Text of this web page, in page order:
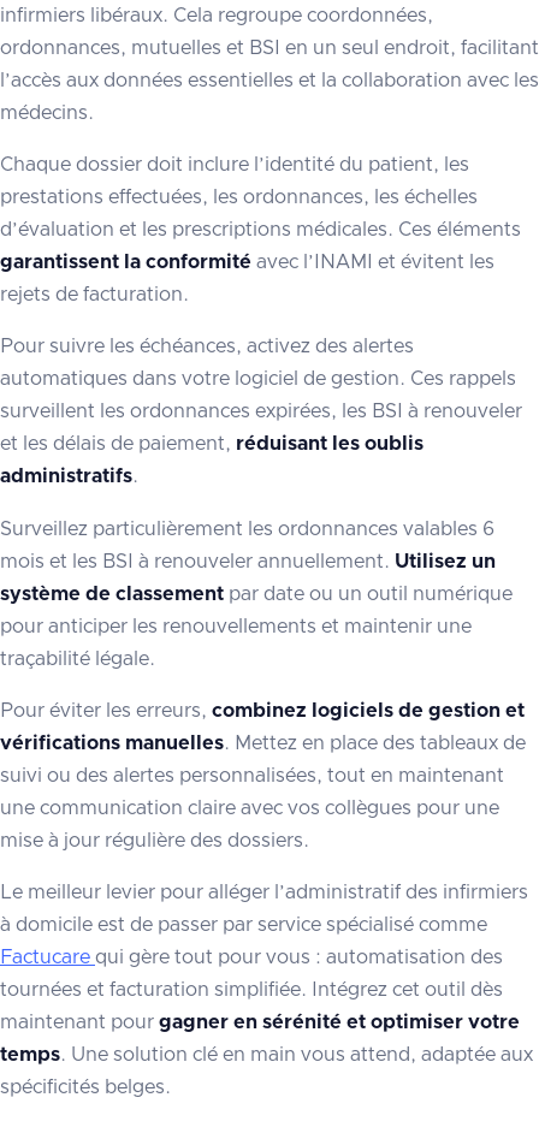
infirmiers libéraux. Cela regroupe coordonnées,
ordonnances, mutuelles et BSI en un seul endroit, facilitant
l’accès aux données essentielles et la collaboration avec les
médecins.
Chaque dossier doit inclure l’identité du patient, les
prestations effectuées, les ordonnances, les échelles
d’évaluation et les prescriptions médicales. Ces éléments
garantissent la conformité avec l’INAMI et évitent les
rejets de facturation.
Pour suivre les échéances, activez des alertes
automatiques dans votre logiciel de gestion. Ces rappels
surveillent les ordonnances expirées, les BSI à renouveler
et les délais de paiement, réduisant les oublis
administratifs.
Surveillez particulièrement les ordonnances valables 6
mois et les BSI à renouveler annuellement. Utilisez un
système de classement par date ou un outil numérique
pour anticiper les renouvellements et maintenir une
traçabilité légale.
Pour éviter les erreurs, combinez logiciels de gestion et
vérifications manuelles. Mettez en place des tableaux de
suivi ou des alertes personnalisées, tout en maintenant
une communication claire avec vos collègues pour une
mise à jour régulière des dossiers.
Le meilleur levier pour alléger l’administratif des infirmiers
à domicile est de passer par service spécialisé comme
Factucare qui gère tout pour vous : automatisation des
tournées et facturation simplifiée. Intégrez cet outil dès
maintenant pour gagner en sérénité et optimiser votre
temps. Une solution clé en main vous attend, adaptée aux
spécificités belges.